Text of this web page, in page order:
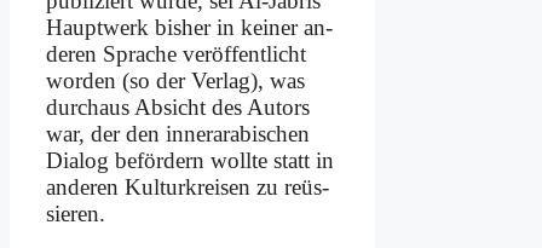
Haupt­werk bis­her in kei­ner an­
de­ren Spra­che ver­öf­fent­licht
wor­den (so der Ver­lag), was
durch­aus Ab­sicht des Au­tors
war, der den in­ner­a­ra­bi­schen
Dia­log be­för­dern woll­te statt in
an­de­ren Kul­tur­krei­sen zu re­üs­
sie­ren.